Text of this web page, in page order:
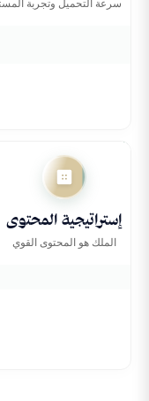
سرعة التحميل وتجربة
إستراتيجية المحتوى
إستراتيجية المحتوى
الملك هو المحتوى القوي